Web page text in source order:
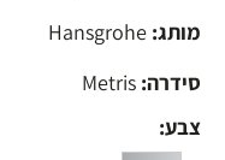
מותג:
סידרה:
צבע: